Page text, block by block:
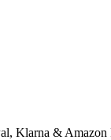
Klarna & Amazon